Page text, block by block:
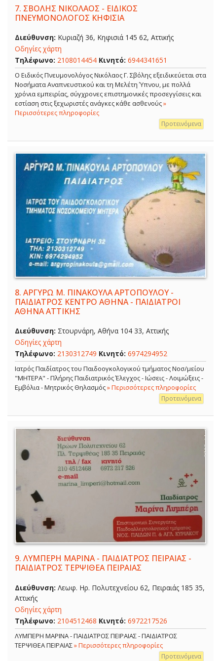
7. ΣΒΟΛΗΣ ΝΙΚΟΛΑΟΣ - ΕΙΔΙΚΟΣ
ΠΝΕΥΜΟΝΟΛΟΓΟΣ ΚΗΦΙΣΙΑ
Διεύθυνση: Κυριαζή 36, Κηφισιά 145 62, Αττικής
Οδηγίες χάρτη
Τηλέφωνο: 2108014454 Κινητό: 6944341651
O Ειδικός Πνευμονολόγος Νικόλαος Γ. Σβόλης εξειδικεύεται στα
Νοσήματα Αναπνευστικού και τη Μελέτη Ύπνου, με πολλά
χρόνια εμπειρίας, σύγχρονες επιστημονικές προσεγγίσεις και
εστίαση στις ξεχωριστές ανάγκες κάθε ασθενούς»
Περισσότερες πληροφορίες
Προτεινόμενα
8. ΑΡΓΥΡΩ Μ. ΠΙΝΑΚΟΥΛΑ ΑΡΤΟΠΟΥΛΟΥ -
ΠΑΙΔΙΑΤΡΟΣ ΚΕΝΤΡΟ ΑΘΗΝΑ - ΠΑΙΔΙΑΤΡΟΙ
ΑΘΗΝΑ ΑΤΤΙΚΗΣ
Διεύθυνση: Στουρνάρη, Αθήνα 104 33, Αττικής
Οδηγίες χάρτη
Τηλέφωνο: 2130312749 Κινητό: 6974294952
Ιατρός Παιδίατρος του Παιδοογκολογικού τμήματος Νοσ/μείου
"ΜΗΤΕΡΑ" - Πλήρης Παιδιατρικός Έλεγχος - Ιώσεις - Λοιμώξεις -
Εμβόλια - Μητρικός Θηλασμός» Περισσότερες πληροφορίες
Προτεινόμενα
9. ΛΥΜΠΕΡΗ ΜΑΡΙΝΑ - ΠΑΙΔΙΑΤΡΟΣ ΠΕΙΡΑΙΑΣ -
ΠΑΙΔΙΑΤΡΟΣ ΤΕΡΨΙΘΕΑ ΠΕΙΡΑΙΑΣ
Διεύθυνση: Λεωφ. Ηρ. Πολυτεχνείου 62, Πειραιάς 185 35,
Αττικής
Οδηγίες χάρτη
Τηλέφωνο: 2104512468 Κινητό: 6972217526
ΛΥΜΠΕΡΗ ΜΑΡΙΝΑ - ΠΑΙΔΙΑΤΡΟΣ ΠΕΙΡΑΙΑΣ - ΠΑΙΔΙΑΤΡΟΣ
ΤΕΡΨΙΘΕΑ ΠΕΙΡΑΙΑΣ» Περισσότερες πληροφορίες
Προτεινόμενα